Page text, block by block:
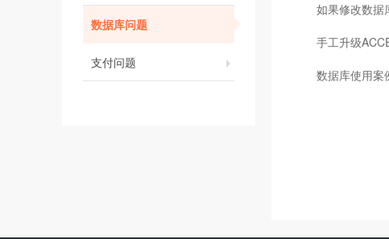
数据库问题
支付问题
如果修改数据
手工升级
数据库使用案